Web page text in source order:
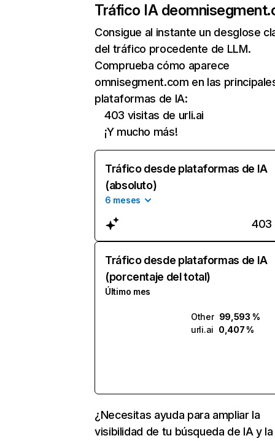
Tráfico IA de
Consigue al instante un desglose
del tráfico procedente de LLM.
Comprueba cómo aparece
omnisegment.com en las
plataformas de IA:
403 visitas de urli.ai
¡Y mucho más!
Tráfico desde plataformas de IA
(absoluto)
6 meses
403
Tráfico desde plataformas de IA
(porcentaje del total)
Último mes
Other 99,593 %
urli.ai 0,407 %
¿Necesitas ayuda para ampliar la
visibilidad de tu búsqueda de IA y la